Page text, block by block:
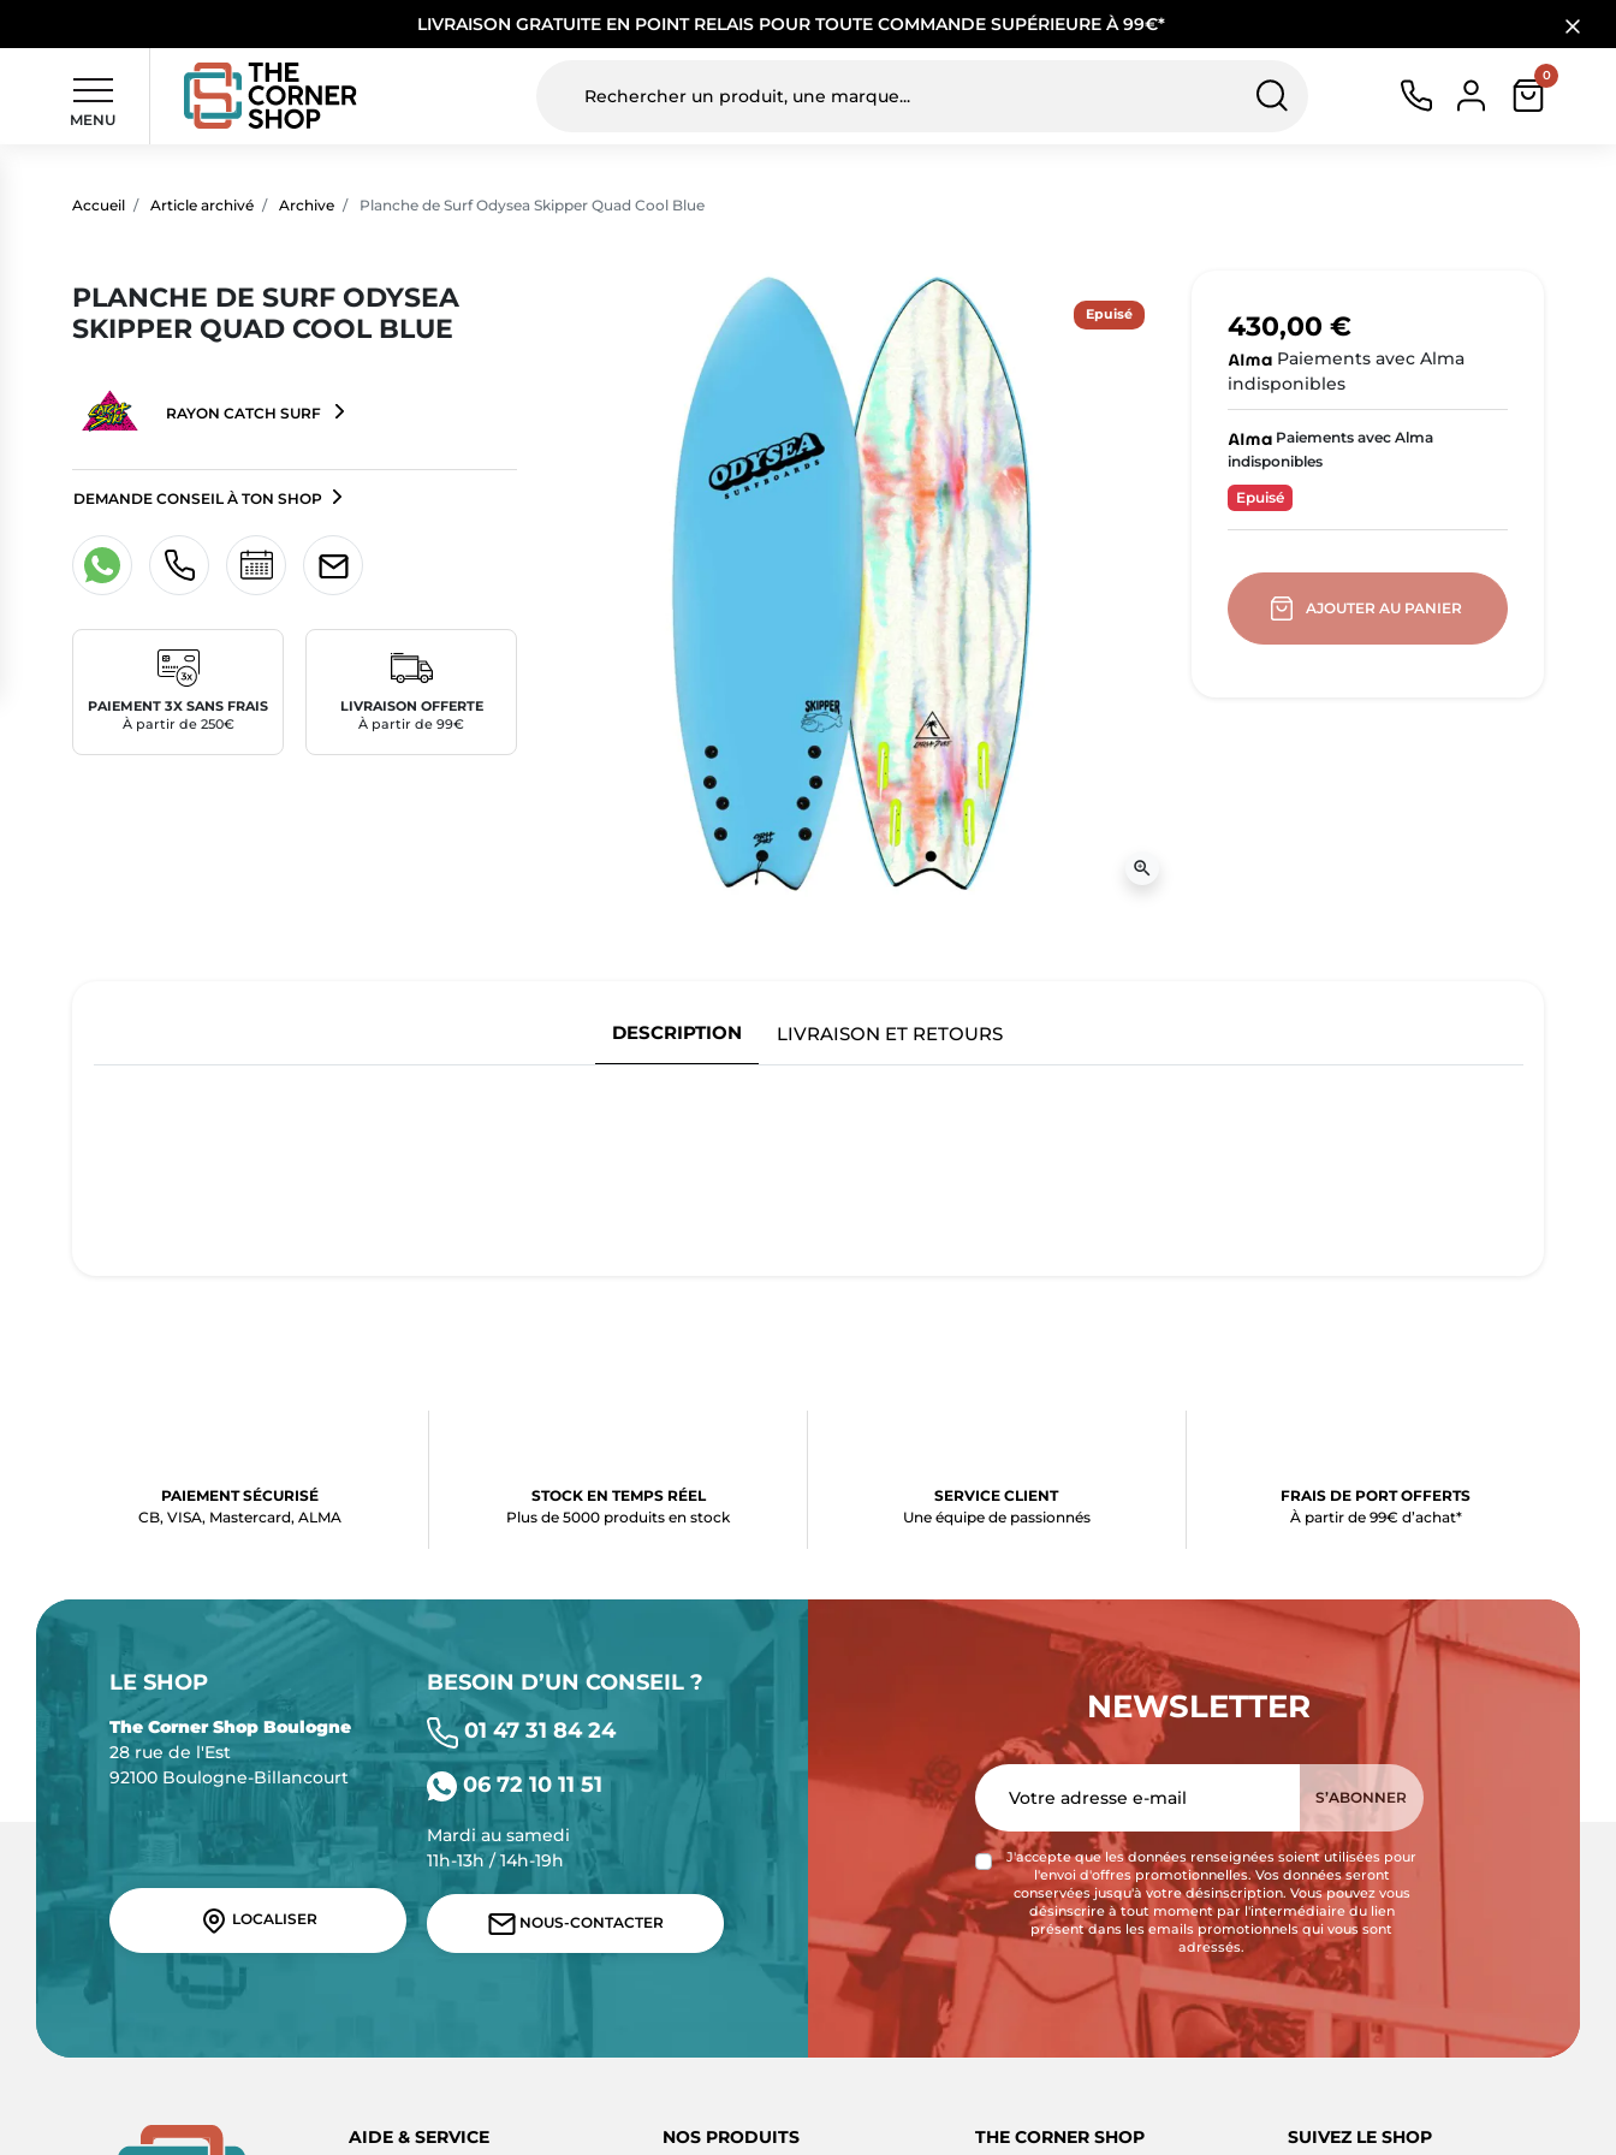
LIVRAISON GRATUITE EN POINT RELAIS POUR TOUTE COMMANDE SUPÉRIEURE À 99€*
MENU
0
Accueil Article archivé Archive Planche de Surf Odysea Skipper Quad Cool Blue
Epuisé
zoom_in
PLANCHE DE SURF ODYSEA
SKIPPER QUAD COOL BLUE
RAYON CATCH SURF
DEMANDE CONSEIL À TON SHOP
PAIEMENT 3X SANS FRAIS
À partir de 250€
LIVRAISON OFFERTE
À partir de 99€
430,00 €
Paiements avec Alma
indisponibles
Paiements avec Alma
indisponibles
Epuisé
AJOUTER AU PANIER
DESCRIPTION LIVRAISON ET RETOURS
PAIEMENT SÉCURISÉ
CB, VISA, Mastercard, ALMA
STOCK EN TEMPS RÉEL
Plus de 5000 produits en stock
SERVICE CLIENT
Une équipe de passionnés
FRAIS DE PORT OFFERTS
À partir de 99€ d’achat*
LE SHOP
The Corner Shop Boulogne
28 rue de l'Est
92100 Boulogne-Billancourt
LOCALISER
BESOIN D’UN CONSEIL ?
01 47 31 84 24
06 72 10 11 51
Mardi au samedi
11h-13h / 14h-19h
NOUS-CONTACTER
NEWSLETTER
J'accepte que les données renseignées soient utilisées pour
l'envoi d'offres promotionnelles. Vos données seront
conservées jusqu'à votre désinscription. Vous pouvez vous
désinscrire à tout moment par l'intermédiaire du lien
présent dans les emails promotionnels qui vous sont
adressés.
AIDE & SERVICE NOS PRODUITS THE CORNER SHOP SUIVEZ LE SHOP